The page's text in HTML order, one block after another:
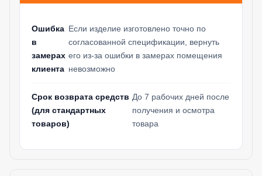
Ошибка
в
замерах
клиента
Если изделие изготовлено точно по
согласованной спецификации, вернуть
его из-за ошибки в замерах помещения
невозможно
Срок возврата средств
(для стандартных
товаров)
До 7 рабочих дней после
получения и осмотра
товара